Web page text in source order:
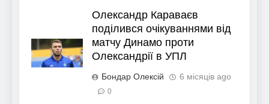
Олександр Караваєв
поділився очікуваннями від
матчу Динамо проти
Олександрії в УПЛ
Бондар Олексій 6 місяців ago
0